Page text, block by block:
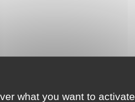
what you want to activate